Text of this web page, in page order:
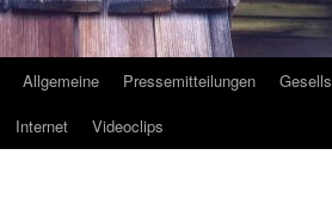
Allgemeine Pressemitteilungen
Internet Videoclips